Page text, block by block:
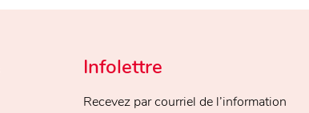
Infolettre
Recevez par courriel de l’information